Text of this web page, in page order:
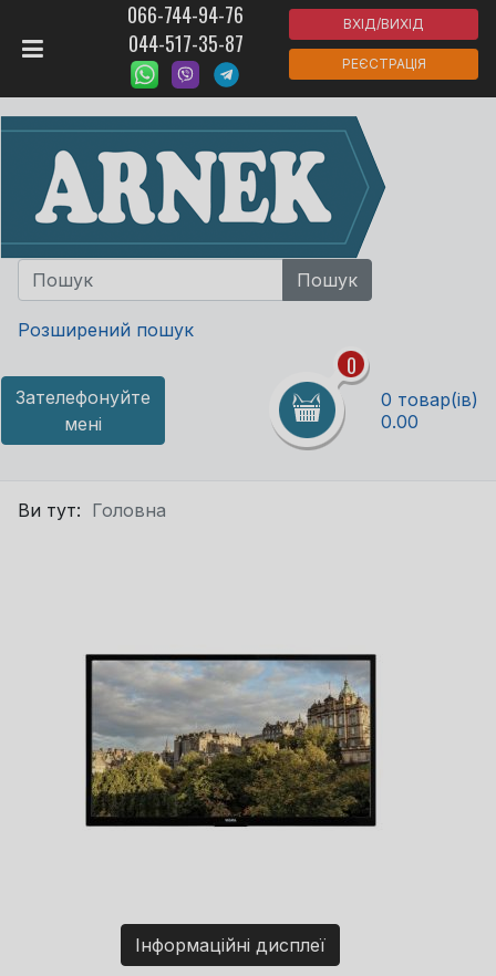
066-744-94-76
044-517-35-87
ВХІД/ВИХІД
РЕЄСТРАЦІЯ
Розширений пошук
Зателефонуйте
мені
0
0 товар(ів)
0.00
Ви тут: Головна
Інформаційні дисплеї